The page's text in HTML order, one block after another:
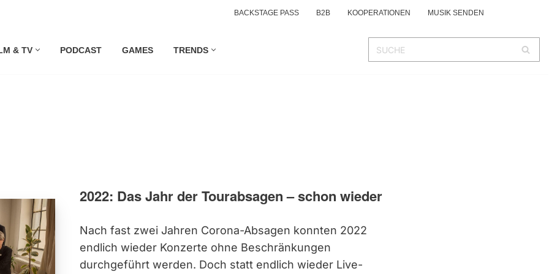
BACKSTAGE PASS B2B KOOPERATIONEN MUSIK SENDEN
& TV PODCAST GAMES TRENDS
2022: Das Jahr der Tourabsagen – schon wieder
Nach fast zwei Jahren Corona-Absagen konnten 2022
endlich wieder Konzerte ohne Beschränkungen
durchgeführt werden. Doch statt endlich wieder Live-